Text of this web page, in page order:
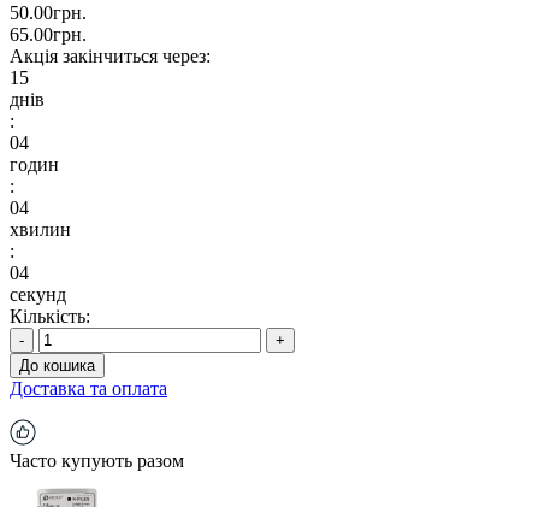
50.00грн.
65.00грн.
Акція закінчиться через:
15
днів
:
04
годин
:
04
хвилин
:
03
секунд
Кількість:
-
+
До кошика
Доставка та оплата
Часто купують разом